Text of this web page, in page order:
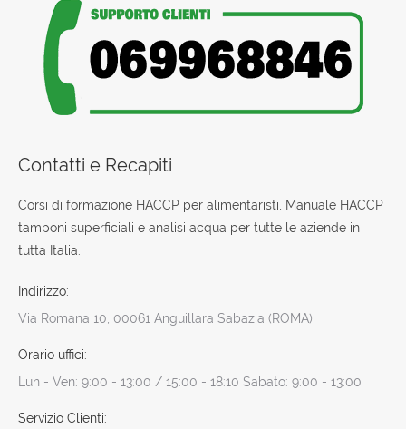
Contatti e Recapiti
Corsi di formazione HACCP per alimentaristi, Manuale HACCP
tamponi superficiali e analisi acqua per tutte le aziende in
tutta Italia.
Indirizzo:
Via Romana 10, 00061 Anguillara Sabazia (ROMA)
Orario uffici:
Lun - Ven: 9:00 - 13:00 / 15:00 - 18:10 Sabato: 9:00 - 13:00
Servizio Clienti: